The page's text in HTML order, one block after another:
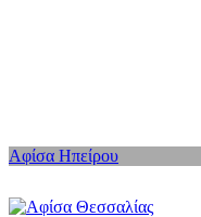
Αφίσα Ηπείρου